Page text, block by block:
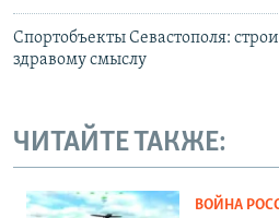
Спортобъекты Севастополя:
здравому смыслу
ЧИТАЙТЕ ТАКЖЕ:
ВОЙНА